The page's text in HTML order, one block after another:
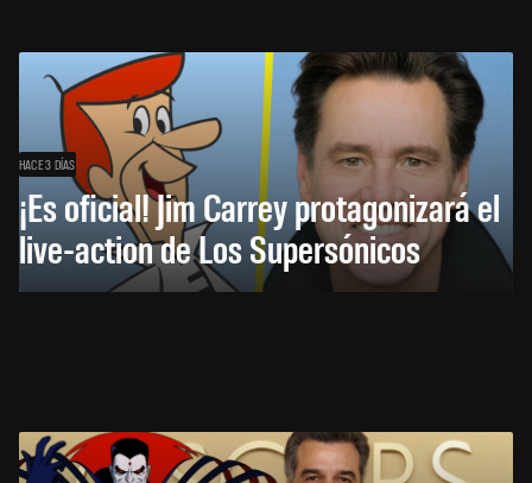
HACE 3 DÍAS
¡Es oficial! Jim Carrey protagonizará el
live-action de Los Supersónicos